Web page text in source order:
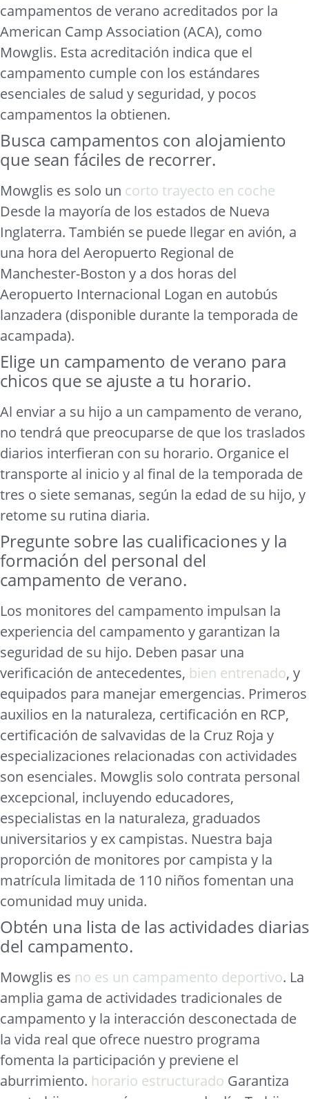
campamentos de verano acreditados por la
American Camp Association (ACA), como
Mowglis. Esta acreditación indica que el
campamento cumple con los estándares
esenciales de salud y seguridad, y pocos
campamentos la obtienen.
Busca campamentos con alojamiento
que sean fáciles de recorrer.
Mowglis es solo un corto trayecto en coche
Desde la mayoría de los estados de Nueva
Inglaterra. También se puede llegar en avión, a
una hora del Aeropuerto Regional de
Manchester-Boston y a dos horas del
Aeropuerto Internacional Logan en autobús
lanzadera (disponible durante la temporada de
acampada).
Elige un campamento de verano para
chicos que se ajuste a tu horario.
Al enviar a su hijo a un campamento de verano,
no tendrá que preocuparse de que los traslados
diarios interfieran con su horario. Organice el
transporte al inicio y al final de la temporada de
tres o siete semanas, según la edad de su hijo, y
retome su rutina diaria.
Pregunte sobre las cualificaciones y la
formación del personal del
campamento de verano.
Los monitores del campamento impulsan la
experiencia del campamento y garantizan la
seguridad de su hijo. Deben pasar una
verificación de antecedentes, bien entrenado, y
equipados para manejar emergencias. Primeros
auxilios en la naturaleza, certificación en RCP,
certificación de salvavidas de la Cruz Roja y
especializaciones relacionadas con actividades
son esenciales. Mowglis solo contrata personal
excepcional, incluyendo educadores,
especialistas en la naturaleza, graduados
universitarios y ex campistas. Nuestra baja
proporción de monitores por campista y la
matrícula limitada de 110 niños fomentan una
comunidad muy unida.
Obtén una lista de las actividades diarias
del campamento.
Mowglis es no es un campamento deportivo. La
amplia gama de actividades tradicionales de
campamento y la interacción desconectada de
la vida real que ofrece nuestro programa
fomenta la participación y previene el
aburrimiento. horario estructurado Garantiza